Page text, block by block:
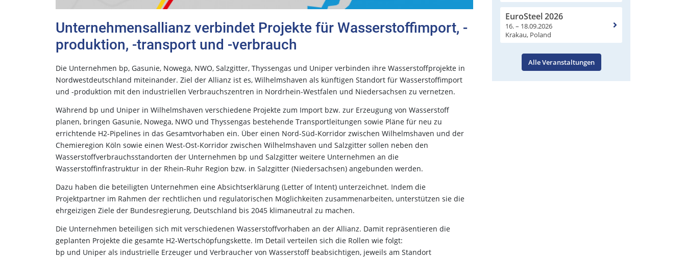
Unternehmensallianz verbindet Projekte für Wasserstoffimport, -
produktion, -transport und -verbrauch
Die Unternehmen bp, Gasunie, Nowega, NWO, Salzgitter, Thyssengas und Uniper verbinden ihre Wasserstoffprojekte in
Nordwestdeutschland miteinander. Ziel der Allianz ist es, Wilhelmshaven als künftigen Standort für Wasserstoffimport
und -produktion mit den industriellen Verbrauchszentren in Nordrhein-Westfalen und Niedersachsen zu vernetzen.
Während bp und Uniper in Wilhelmshaven verschiedene Projekte zum Import bzw. zur Erzeugung von Wasserstoff
planen, bringen Gasunie, Nowega, NWO und Thyssengas bestehende Transportleitungen sowie Pläne für neu zu
errichtende H2-Pipelines in das Gesamtvorhaben ein. Über einen Nord-Süd-Korridor zwischen Wilhelmshaven und der
Chemieregion Köln sowie einen West-Ost-Korridor zwischen Wilhelmshaven und Salzgitter sollen neben den
Wasserstoffverbrauchsstandorten der Unternehmen bp und Salzgitter weitere Unternehmen an die
Wasserstoffinfrastruktur in der Rhein-Ruhr Region bzw. in Salzgitter (Niedersachsen) angebunden werden.
Dazu haben die beteiligten Unternehmen eine Absichtserklärung (Letter of Intent) unterzeichnet. Indem die
Projektpartner im Rahmen der rechtlichen und regulatorischen Möglichkeiten zusammenarbeiten, unterstützen sie die
ehrgeizigen Ziele der Bundesregierung, Deutschland bis 2045 klimaneutral zu machen.
Die Unternehmen beteiligen sich mit verschiedenen Wasserstoffvorhaben an der Allianz. Damit repräsentieren die
geplanten Projekte die gesamte H2-Wertschöpfungskette. Im Detail verteilen sich die Rollen wie folgt:
bp und Uniper als industrielle Erzeuger und Verbraucher von Wasserstoff beabsichtigen, jeweils am Standort
EuroSteel 2026
16. – 18.09.2026
Krakau, Poland
Alle Veranstaltungen